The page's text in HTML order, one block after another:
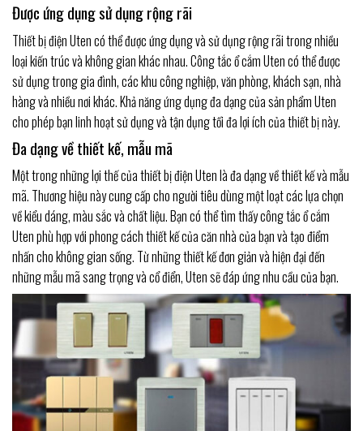
Được ứng dụng sử dụng rộng rãi
Thiết bị điện Uten có thể được ứng dụng và sử dụng rộng rãi trong nhiều
loại kiến trúc và không gian khác nhau. Công tắc ổ cắm Uten có thể được
sử dụng trong gia đình, các khu công nghiệp, văn phòng, khách sạn, nhà
hàng và nhiều nơi khác. Khả năng ứng dụng đa dạng của sản phẩm Uten
cho phép bạn linh hoạt sử dụng và tận dụng tối đa lợi ích của thiết bị này.
Đa dạng về thiết kế, mẫu mã
Một trong những lợi thế của thiết bị điện Uten là đa dạng về thiết kế và mẫu
mã. Thương hiệu này cung cấp cho người tiêu dùng một loạt các lựa chọn
về kiểu dáng, màu sắc và chất liệu. Bạn có thể tìm thấy công tắc ổ cắm
Uten phù hợp với phong cách thiết kế của căn nhà của bạn và tạo điểm
nhấn cho không gian sống. Từ những thiết kế đơn giản và hiện đại đến
những mẫu mã sang trọng và cổ điển, Uten sẽ đáp ứng nhu cầu của bạn.